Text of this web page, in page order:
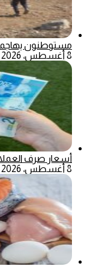
مستوطنون
8 أغسطس، 2026
أسعار صرف
8 أغسطس، 2026